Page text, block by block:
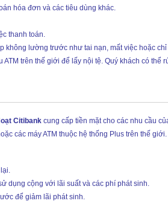
hóa đơn và các tiêu dùng khác.
thanh toán.
không lường trước như tai nạn, mất việc hoặc
trên thế giới để lấy nội tệ. Quý khách có thể
Citibank cung cấp tiền mặt cho các nhu cầu
các máy ATM thuộc hệ thống Plus trên thế
dụng cộng với lãi suất và các phí phát sinh.
để giảm lãi phát sinh.